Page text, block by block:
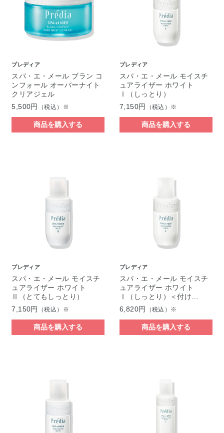
プレディア
スパ・エ・メール ブラン コ
ンフォール オーバーナイト
クリアジェル
5,500円
（税込）※
商品を購入する
プレディア
スパ・エ・メール モイスチ
ュアライザー ホワイト
Ⅰ（しっとり）
7,150円
（税込）※
商品を購入する
プレディア
スパ・エ・メール モイスチ
ュアライザー ホワイト
Ⅱ（とてもしっとり）
7,150円
（税込）※
商品を購入する
プレディア
スパ・エ・メール モイスチ
ュアライザー ホワイト
Ⅰ（しっとり）＜付け…
6,820円
（税込）※
商品を購入する